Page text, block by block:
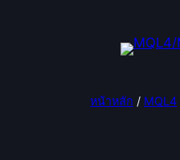
หน้าหลัก / MQL4